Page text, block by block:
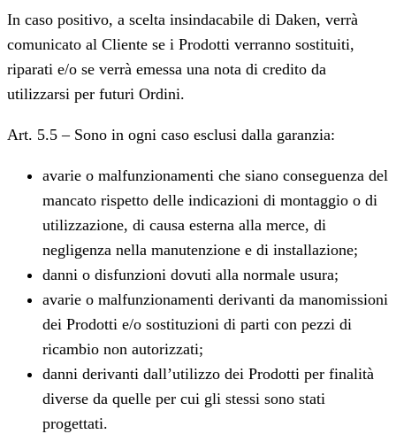
In caso positivo, a scelta insindacabile di Daken, verrà
comunicato al Cliente se i Prodotti verranno sostituiti,
riparati e/o se verrà emessa una nota di credito da
utilizzarsi per futuri Ordini.
Art. 5.5 – Sono in ogni caso esclusi dalla garanzia:
avarie o malfunzionamenti che siano conseguenza del
mancato rispetto delle indicazioni di montaggio o di
utilizzazione, di causa esterna alla merce, di
negligenza nella manutenzione e di installazione;
danni o disfunzioni dovuti alla normale usura;
avarie o malfunzionamenti derivanti da manomissioni
dei Prodotti e/o sostituzioni di parti con pezzi di
ricambio non autorizzati;
danni derivanti dall’utilizzo dei Prodotti per finalità
diverse da quelle per cui gli stessi sono stati
progettati.